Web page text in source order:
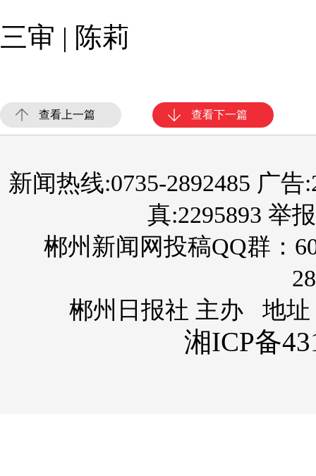
三审 | 陈莉
查看上一篇 查看下一篇
新闻热线:0735-2892485 广告
真:2295893 举
郴州新闻网投稿QQ群：
郴州日报社 主办 地址
湘ICP备